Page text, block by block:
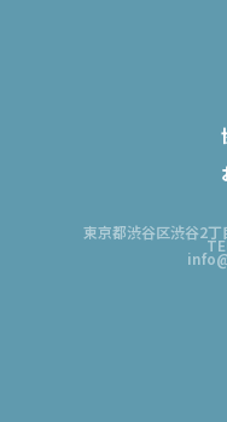
東京都渋谷区渋谷2丁